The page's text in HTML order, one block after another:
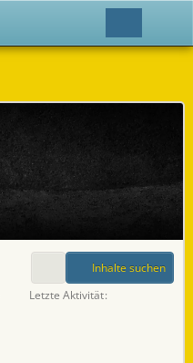
Inhalte suchen
Letzte Aktivität